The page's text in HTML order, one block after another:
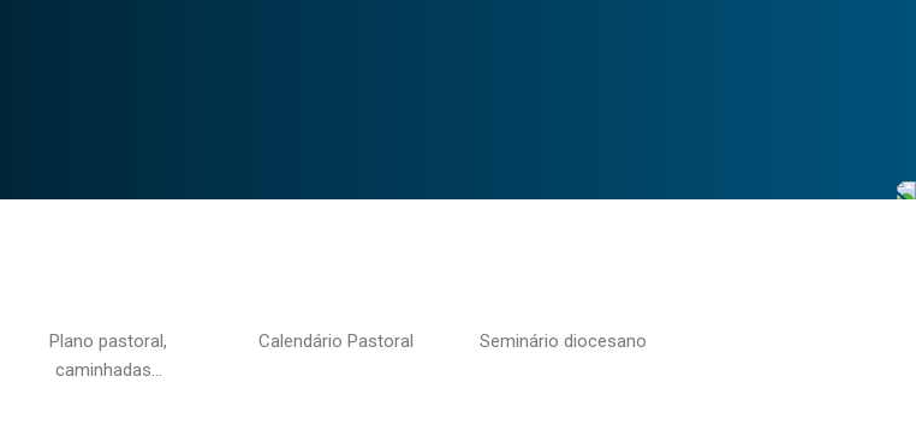
Plano pastoral,
caminhadas…
Calendário Pastoral Seminário diocesano